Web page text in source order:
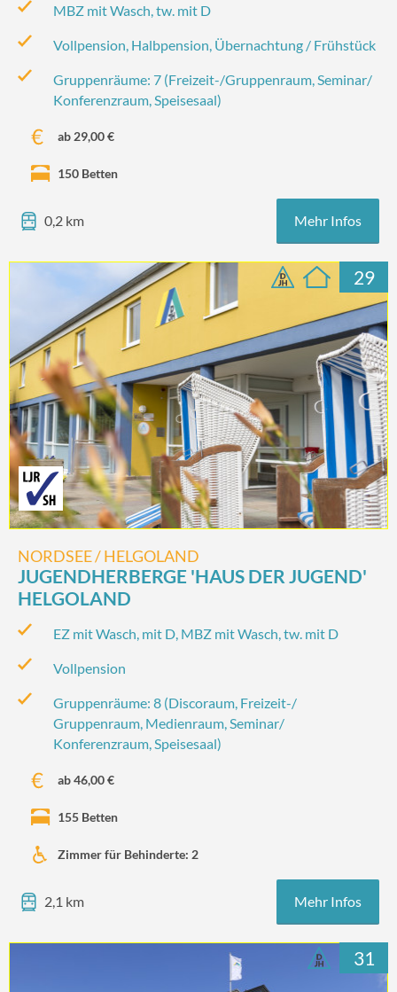
MBZ mit Wasch, tw. mit D
Vollpension, Halbpension, Übernachtung / Frühstück
Gruppenräume: 7 (Freizeit-/‌Gruppenraum, Seminar/‌
Konferenzraum, Speisesaal)
ab 29,00 €
150 Betten
0,2 km Mehr Infos
29
NORDSEE / HELGOLAND
JUGENDHERBERGE 'HAUS DER JUGEND'
HELGOLAND
EZ mit Wasch, mit D, MBZ mit Wasch, tw. mit D
Vollpension
Gruppenräume: 8 (Discoraum, Freizeit-/‌
Gruppenraum, Medienraum, Seminar/‌
Konferenzraum, Speisesaal)
ab 46,00 €
155 Betten
Zimmer für Behinderte: 2
2,1 km Mehr Infos
31